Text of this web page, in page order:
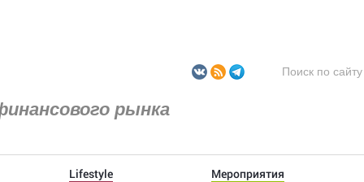
рынка
Lifestyle Мероприятия